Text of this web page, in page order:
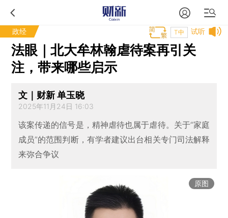
政经 试听
T中
法眼｜北大牟林翰虐待案再引关
注，带来哪些启示
文｜财新 单玉晓
2025年11月24日 16:03
该案传递的信号是，精神虐待也属于虐待。关于“家庭
成员”的范围判断，有学者建议出台相关专门司法解释
来弥合争议
原图